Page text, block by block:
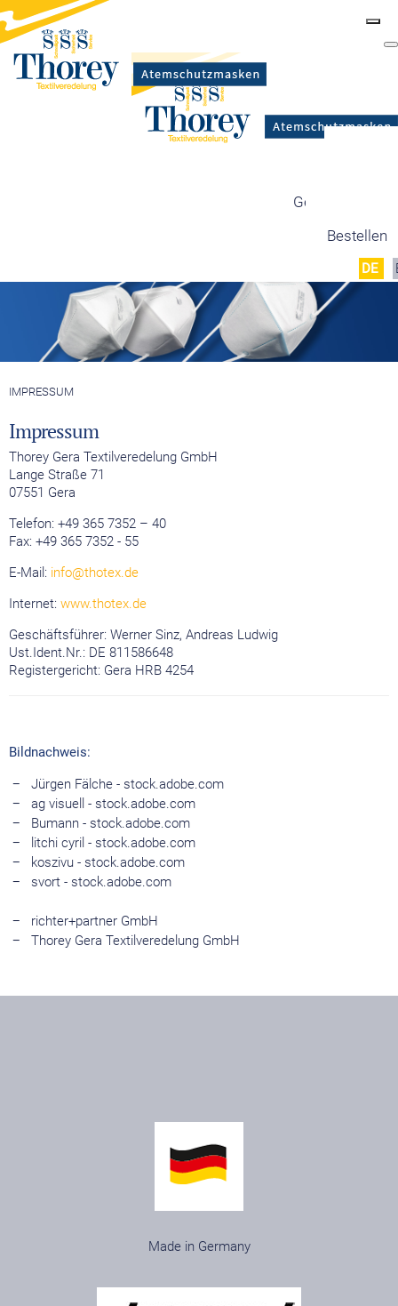
Gesetzgebung
Bestellen
DE
IMPRESSUM
Impressum
Thorey Gera Textilveredelung GmbH
Lange Straße 71
07551 Gera
Telefon: +49 365 7352 – 40
Fax: +49 365 7352 - 55
E-Mail: info@thotex.de
Internet: www.thotex.de
Geschäftsführer: Werner Sinz, Andreas Ludwig
Ust.Ident.Nr.: DE 811586648
Registergericht: Gera HRB 4254
Bildnachweis:
Jürgen Fälche - stock.adobe.com
ag visuell - stock.adobe.com
Bumann - stock.adobe.com
litchi cyril - stock.adobe.com
koszivu - stock.adobe.com
svort - stock.adobe.com
richter+partner GmbH
Thorey Gera Textilveredelung GmbH
Made in Germany